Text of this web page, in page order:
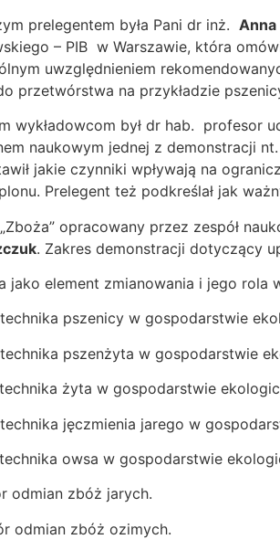
prelegentem była Pani dr inż. Anna
– PIB w Warszawie, która
uwzględnieniem
przetwórstwa na przykładzie
wykładowcom był dr hab. profesor
naukowym jednej z demonstracji
jakie czynniki wpływają na
Prelegent też podkreślał jak
opracowany przez zespół
. Zakres demonstracji dotyczący
jako element zmianowania i jego
pszenicy w gospodarstwie
pszenżyta w gospodarstwie
żyta w gospodarstwie
jęczmienia jarego w
owsa w gospodarstwie
odmian zbóż jarych.
odmian zbóż ozimych.